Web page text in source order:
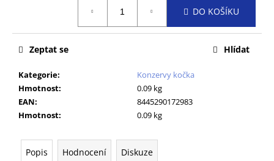
DO KOŠÍKU
Kategorie:
Konzervy kočka
Hmotnost:
0.09 kg
EAN:
8445290172983
Hmotnost: 0.09 kg
Zeptat se Hlídat
Popis Hodnocení Diskuze
č
u
e
m
e
CANIN
VETERINARY